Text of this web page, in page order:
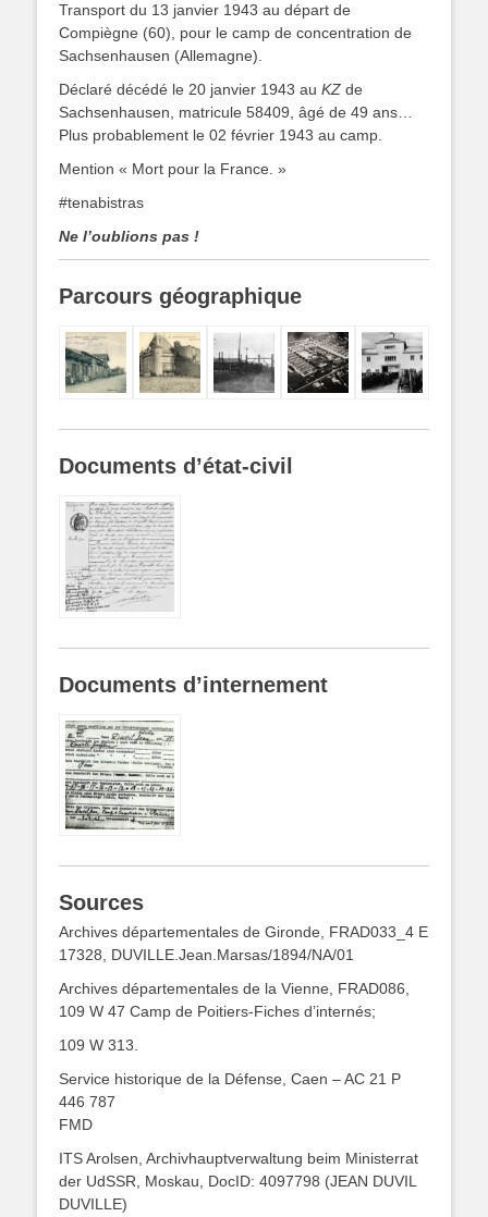
Transport du 13 janvier 1943 au départ de
Compiègne (60), pour le camp de concentration de
Sachsenhausen (Allemagne).
Déclaré décédé le 20 janvier 1943 au KZ de
Sachsenhausen, matricule 58409, âgé de 49 ans…
Plus probablement le 02 février 1943 au camp.
Mention « Mort pour la France. »
#tenabistras
Ne l’oublions pas !
Parcours géographique
Documents d’état-civil
Documents d’internement
Sources
Archives départementales de Gironde, FRAD033_4 E
17328, DUVILLE.Jean.Marsas/1894/NA/01
Archives départementales de la Vienne, FRAD086,
109 W 47 Camp de Poitiers-Fiches d’internés;
109 W 313.
Service historique de la Défense, Caen – AC 21 P
446 787
FMD
ITS Arolsen, Archivhauptverwaltung beim Ministerrat
der UdSSR, Moskau, DocID: 4097798 (JEAN DUVIL
DUVILLE)